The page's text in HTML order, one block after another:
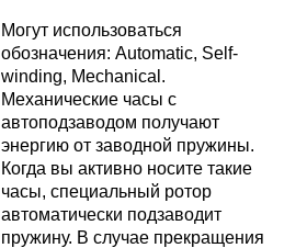
Могут использоваться
обозначения: Automatic, Self-
winding, Mechanical.
Механические часы с
автоподзаводом получают
энергию от заводной пружины.
Когда вы активно носите такие
часы, специальный ротор
автоматически подзаводит
пружину. В случае прекращения